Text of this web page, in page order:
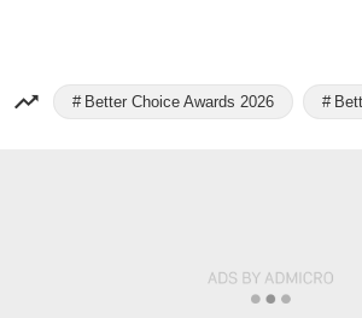
Better Choice Awards 2026